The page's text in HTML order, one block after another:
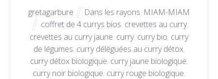
gretagarbure Dans les rayons, MIAM-MIAM
coffret de 4 currys bios, crevettes au curry,
crevettes au curry jaune, curry, curry bio, curry
de légumes, curry déléguées au curry détox,
curry détox biologique, curry jaune biologique,
curry noir biologique, curry rouge biologique,